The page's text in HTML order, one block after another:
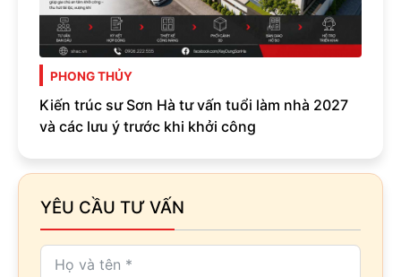
PHONG THỦY
Kiến trúc sư Sơn Hà tư vấn tuổi làm nhà 2027
và các lưu ý trước khi khởi công
YÊU CẦU TƯ VẤN